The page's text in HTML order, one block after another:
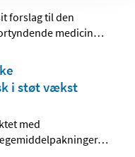
forslag til den
medicin…
i støt vækst
med
…